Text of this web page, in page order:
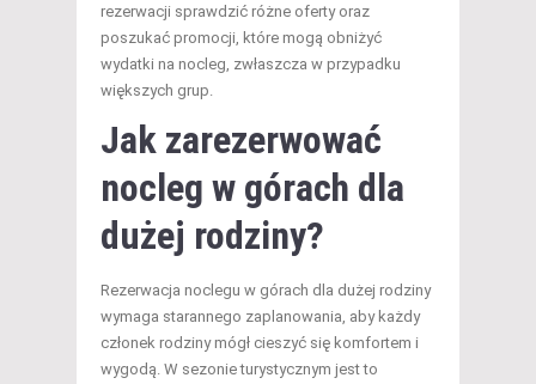
rezerwacji sprawdzić różne oferty oraz
poszukać promocji, które mogą obniżyć
wydatki na nocleg, zwłaszcza w przypadku
większych grup.
Jak zarezerwować
nocleg w górach dla
dużej rodziny?
Rezerwacja noclegu w górach dla dużej rodziny
wymaga starannego zaplanowania, aby każdy
członek rodziny mógł cieszyć się komfortem i
wygodą. W sezonie turystycznym jest to